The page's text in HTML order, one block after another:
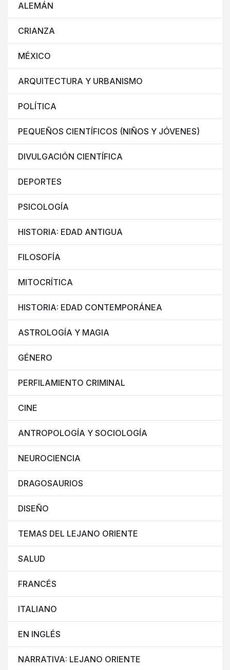
ALEMÁN
CRIANZA
MÉXICO
ARQUITECTURA Y URBANISMO
POLÍTICA
PEQUEÑOS CIENTÍFICOS (NIÑOS Y JÓVENES)
DIVULGACIÓN CIENTÍFICA
DEPORTES
PSICOLOGÍA
HISTORIA: EDAD ANTIGUA
FILOSOFÍA
MITOCRÍTICA
HISTORIA: EDAD CONTEMPORÁNEA
ASTROLOGÍA Y MAGIA
GÉNERO
PERFILAMIENTO CRIMINAL
CINE
ANTROPOLOGÍA Y SOCIOLOGÍA
NEUROCIENCIA
DRAGOSAURIOS
DISEÑO
TEMAS DEL LEJANO ORIENTE
SALUD
FRANCÉS
ITALIANO
EN INGLÉS
NARRATIVA: LEJANO ORIENTE